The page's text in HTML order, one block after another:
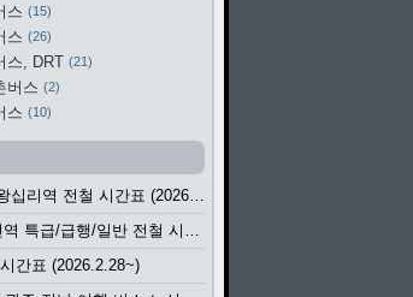
스 15
스 26
스, DRT 21
버스 2
스 10
경의중앙선 왕십리역 전철 시간표 (2026.4.20~)
1호선 동인천역 특급/급행/일반 전철 시간표 (2026.2.28~)
간표 (2026.2.28~)